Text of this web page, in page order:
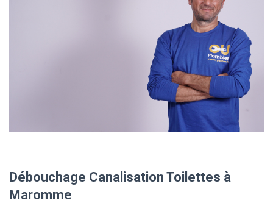
Débouchage Canalisation Toilettes à
Maromme